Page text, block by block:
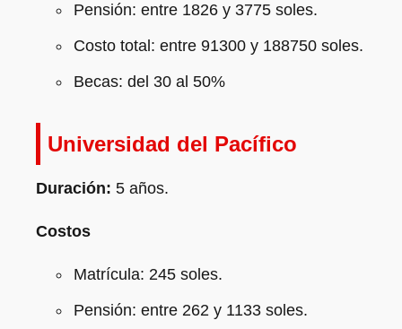
Pensión: entre 1826 y 3775 soles.
Costo total: entre 91300 y 188750 soles.
Becas: del 30 al 50%
Universidad del Pacífico
Duración: 5 años.
Costos
Matrícula: 245 soles.
Pensión: entre 262 y 1133 soles.